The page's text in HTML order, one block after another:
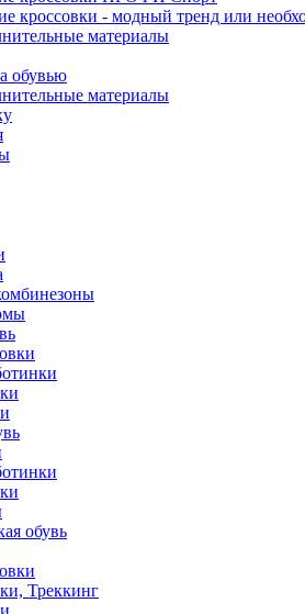
кроссовки - модный тренд или
материалы
обувью
материалы
обувь
Треккинг